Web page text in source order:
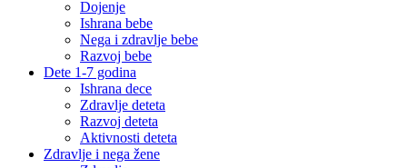
Dojenje
Ishrana bebe
Nega i zdravlje bebe
Razvoj bebe
Dete 1-7 godina
Ishrana dece
Zdravlje deteta
Razvoj deteta
Aktivnosti deteta
Zdravlje i nega žene